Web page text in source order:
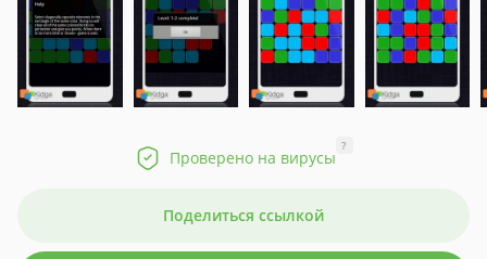
Проверено на вирусы
?
Поделиться ссылкой